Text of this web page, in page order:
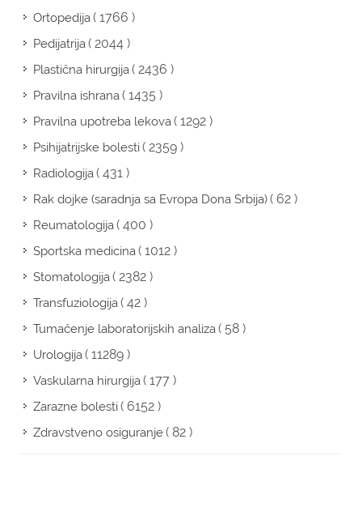
Ortopedija( 1766 )
Pedijatrija( 2044 )
Plastična hirurgija( 2436 )
Pravilna ishrana( 1435 )
Pravilna upotreba lekova( 1292 )
Psihijatrijske bolesti( 2359 )
Radiologija( 431 )
Rak dojke (saradnja sa Evropa Dona Srbija)( 62 )
Reumatologija( 400 )
Sportska medicina( 1012 )
Stomatologija( 2382 )
Transfuziologija( 42 )
Tumačenje laboratorijskih analiza( 58 )
Urologija( 11289 )
Vaskularna hirurgija( 177 )
Zarazne bolesti( 6152 )
Zdravstveno osiguranje( 82 )